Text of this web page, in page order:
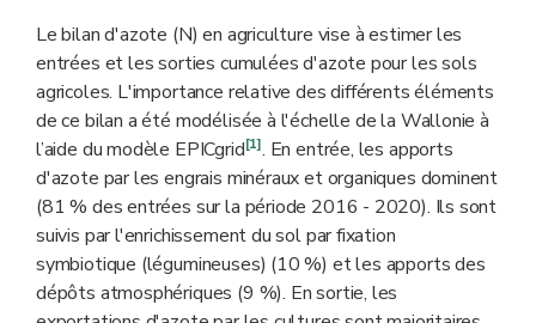
Le bilan d'azote (N) en agriculture vise à estimer les
entrées et les sorties cumulées d'azote pour les sols
agricoles. L'importance relative des différents éléments
de ce bilan a été modélisée à l'échelle de la Wallonie à
l’aide du modèle EPICgrid[1]. En entrée, les apports
d'azote par les engrais minéraux et organiques dominent
(81 % des entrées sur la période 2016 - 2020). Ils sont
suivis par l'enrichissement du sol par fixation
symbiotique (légumineuses) (10 %) et les apports des
dépôts atmosphériques (9 %). En sortie, les